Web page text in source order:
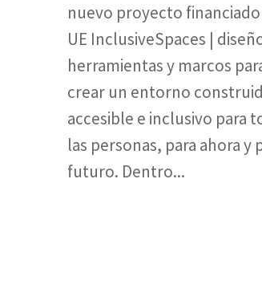
nuevo proyecto
UE InclusiveSpaces |
herramientas y marcos
crear un entorno
accesible e inclusivo para
las personas, para ahora y
futuro. Dentro...